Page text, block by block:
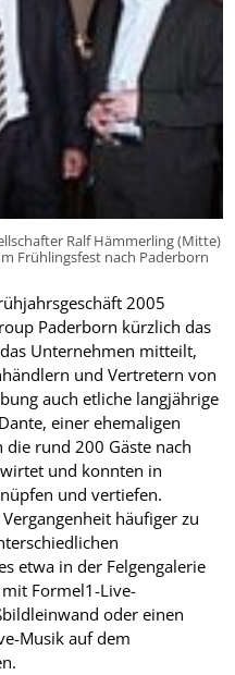
Ralf Hämmerling (Mitte)
Frühlingsfest nach Paderborn
2005
Paderborn kürzlich das
Unternehmen mitteilt,
und Vertretern von
auch etliche langjährige
einer ehemaligen
rund 200 Gäste nach
und konnten in
und vertiefen.
häufiger zu
etwa in der Felgengalerie
Formel1-Live-
oder einen
Musik auf dem